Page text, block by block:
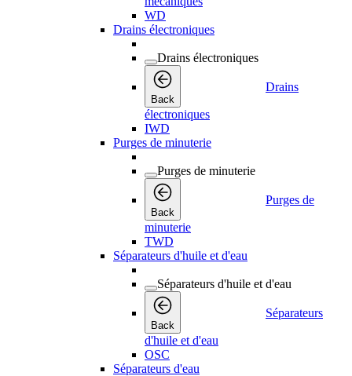
WD
Drains électroniques
Drains électroniques
Back
Drains
électroniques
IWD
Purges de minuterie
Purges de minuterie
Back
Purges de
minuterie
TWD
Séparateurs d'huile et d'eau
Séparateurs d'huile et d'eau
Back
Séparateurs
d'huile et d'eau
OSC
Séparateurs d'eau